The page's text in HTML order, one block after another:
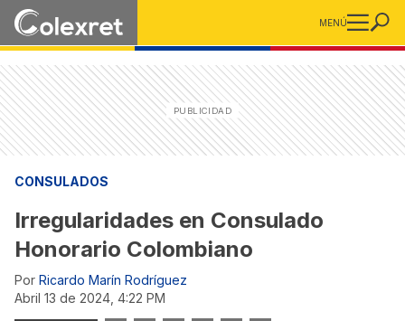
MENÚ
CONSULADOS
Irregularidades en Consulado
Honorario Colombiano
Por Ricardo Marín Rodríguez
abril 13 de 2024, 4:22 PM